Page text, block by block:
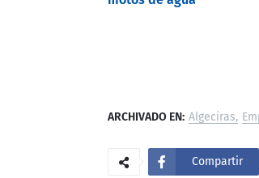
ARCHIVADO EN: Algeciras
Compartir